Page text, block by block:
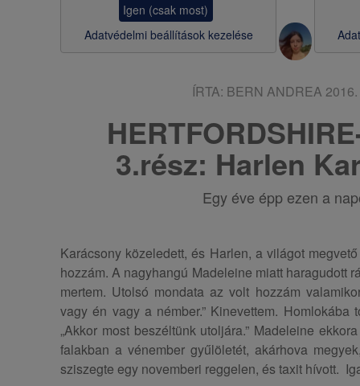
Igen (csak most)
Adatvédelmi beállítások kezelése
ÍRTA: BERN ANDREA
3.rész: Harlen
Egy éve épp ezen a
Karácsony közeledett, és Harlen, a világot
hozzám. A nagyhangú Madeleine miatt haragudott
mertem. Utolsó mondata az volt hozzám
vagy én vagy a némber.” Kinevettem. Homlokába
„Akkor most beszéltünk utoljára.” Madeleine
falakban a vénember gyűlöletét, akárhova
sziszegte egy novemberi reggelen, és taxit hívott.